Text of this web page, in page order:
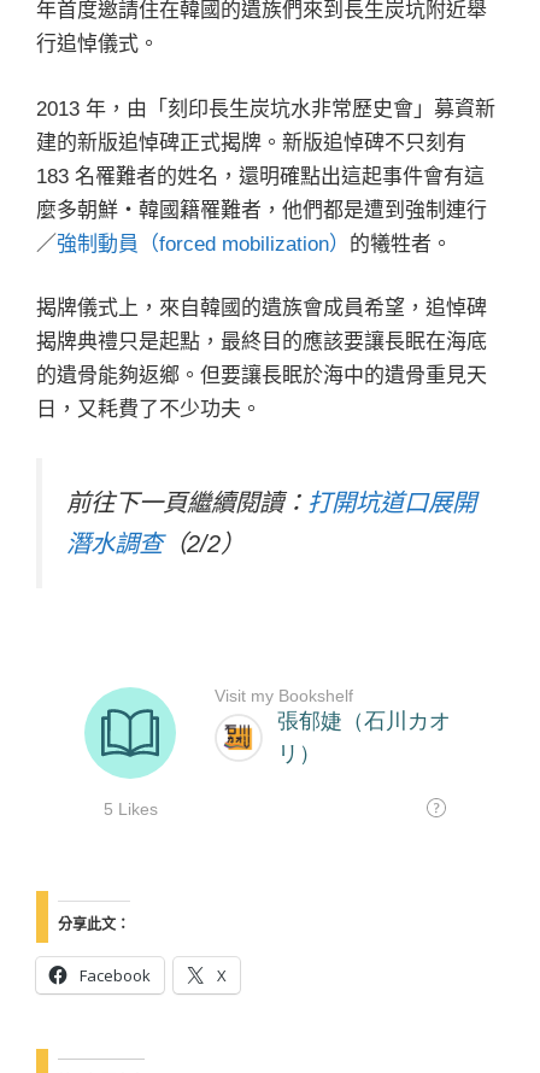
年首度邀請住在韓國的遺族們來到長生炭坑附近舉
行追悼儀式。
2013 年，由「刻印長生炭坑水非常歷史會」募資新
建的新版追悼碑正式揭牌。新版追悼碑不只刻有
183 名罹難者的姓名，還明確點出這起事件會有這
麼多朝鮮・韓國籍罹難者，他們都是遭到強制連行
／強制動員（forced mobilization） 的犧牲者。
揭牌儀式上，來自韓國的遺族會成員希望，追悼碑
揭牌典禮只是起點，最終目的應該要讓長眠在海底
的遺骨能夠返鄉。但要讓長眠於海中的遺骨重見天
日，又耗費了不少功夫。
前往下一頁繼續閱讀： 打開坑道口展開
潛水調查（2/2）
分享此文：
Facebook X